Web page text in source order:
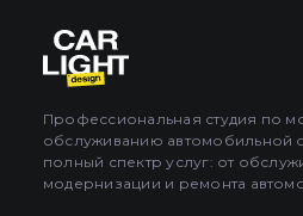
Профессиональная студия по
обслуживанию автомобильной
полный спектр услуг: от
модернизации и ремонта